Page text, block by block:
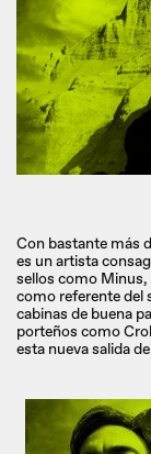
Con bastante más
es un artista
sellos como
como referente del
cabinas de buena
porteños como
esta nueva salida